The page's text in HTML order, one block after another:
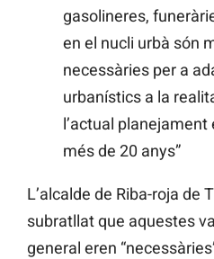
gasolineres,
en el nucli urbà són
necessàries per a
urbanístics a la
l’actual
més de 20 anys”
L’alcalde de Riba-roja de
subratllat que aquestes
general eren